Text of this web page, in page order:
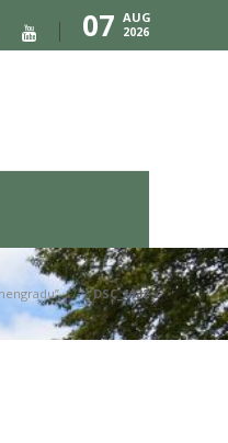
07 AUG
2026
DSC_1132